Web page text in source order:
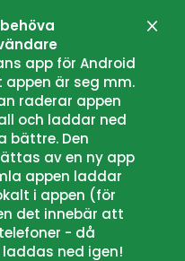
app för Android
är seg mm.
raderar appen
och laddar ned
bättre. Den
av en ny app
appen laddar
i appen (för
det innebär att
- då
ned igen!
Sulje